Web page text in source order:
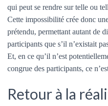
qui peut se rendre sur telle ou
Cette impossibilité crée donc
prétendu, permettant autant de
participants que s’il n’existait
Et, en ce qu’il n’est
congrue des participants, ce
Retour à la